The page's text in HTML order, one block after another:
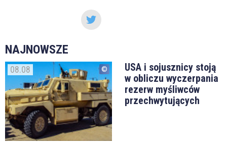
NAJNOWSZE
08.08
USA i sojusznicy stoją
w obliczu wyczerpania
rezerw myśliwców
przechwytujących